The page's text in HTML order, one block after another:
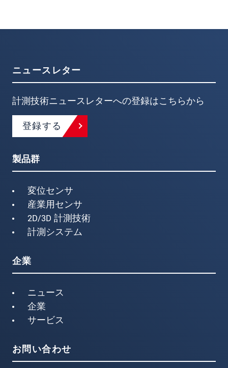
ニュースレター
計測技術ニュースレターへの登録はこちらから
登録する
製品群
変位センサ
産業用センサ
2D/3D 計測技術
計測システム
企業
ニュース
企業
サービス
お問い合わせ